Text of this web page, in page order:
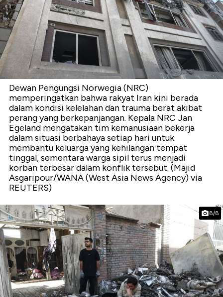
Dewan Pengungsi Norwegia (NRC)
memperingatkan bahwa rakyat Iran kini berada
dalam kondisi kelelahan dan trauma berat akibat
perang yang berkepanjangan. Kepala NRC Jan
Egeland mengatakan tim kemanusiaan bekerja
dalam situasi berbahaya setiap hari untuk
membantu keluarga yang kehilangan tempat
tinggal, sementara warga sipil terus menjadi
korban terbesar dalam konflik tersebut. (Majid
Asgaripour/WANA (West Asia News Agency) via
REUTERS)
8/8